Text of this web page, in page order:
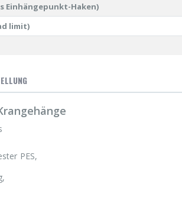
Einhängepunkt-Haken)
limit)
PES,